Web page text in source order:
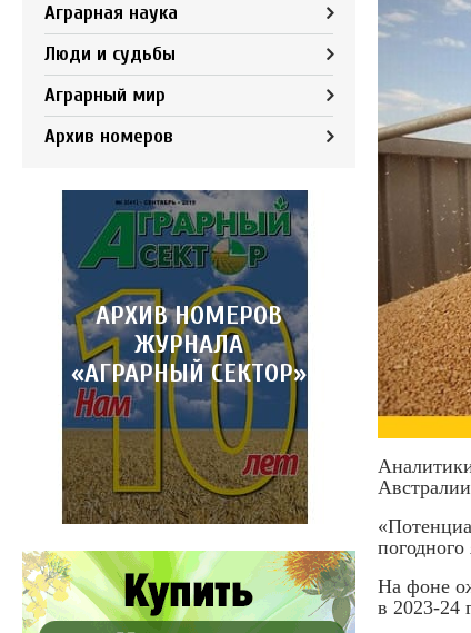
Аграрная наука
Люди и судьбы
Аграрный мир
Архив номеров
АРХИВ НОМЕРОВ
ЖУРНАЛА
«АГРАРНЫЙ СЕКТОР»
На фоне
в 2023-24